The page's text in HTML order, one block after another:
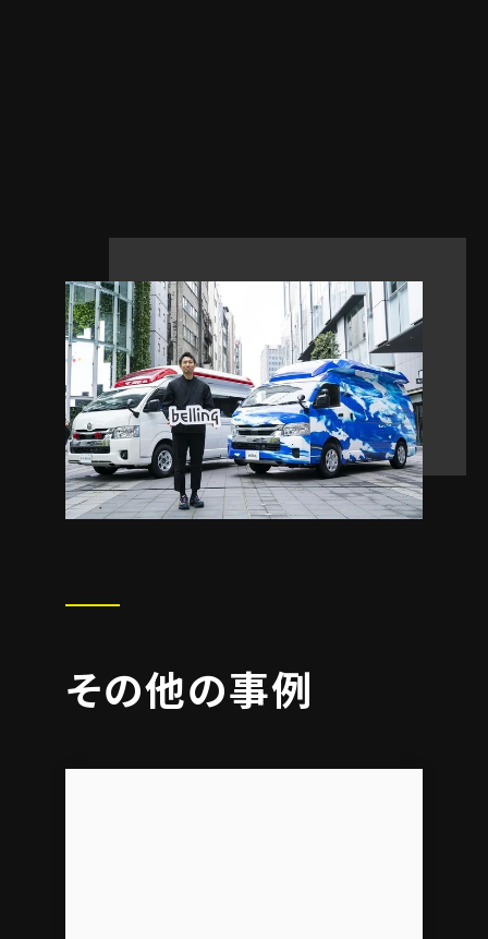
その他の事例